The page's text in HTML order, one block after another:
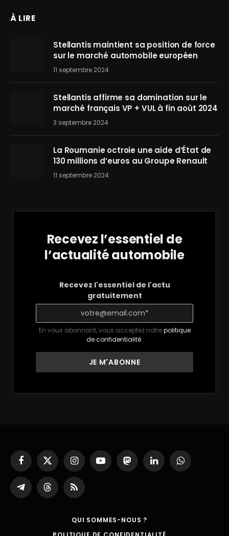
À LIRE
Stellantis maintient sa position de force
sur le marché automobile européen
11 septembre 2024
Stellantis affirme sa domination sur le
marché français VP + VUL à fin août 2024
3 septembre 2024
La Roumanie octroie une aide d’État de
130 millions d’euros au Groupe Renault
11 septembre 2024
Recevez l’essentiel de
l’actualité automobile
Recevez l'essentiel de l'actu
gratuitement
En vous abonnant, vous acceptez notrepolitique
de confidentialité.
Facebook
X
(Twitter)
InstagramYouTubeMastodonLinkedInWhatsApp
Partager
sur
ThreadsRSS
QUI SOMMES-NOUS ?